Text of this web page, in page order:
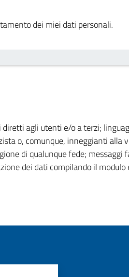
dei miei dati personali.
agli utenti e/o a terzi;
o, comunque, inneggianti alla
di qualunque fede; messaggi
dei dati compilando il modulo